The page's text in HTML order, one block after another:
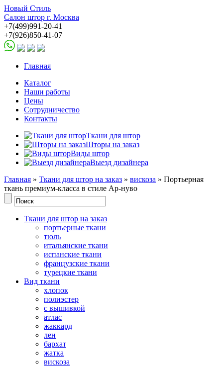
Новый Стиль
Салон штор г. Москва
+7(499)991-20-41
+7(926)850-41-07
Главная
Каталог
Наши работы
Цены
Сотрудничество
Контакты
Ткани для штор
Шторы на заказ
Виды штор
Выезд дизайнера
Главная » Ткани для штор на заказ » вискоза » Портьерная
ткань премиум-класса в стиле Ар-нуво
Ткани для штор на заказ
портьерные ткани
тюль
итальянские ткани
испанские ткани
французские ткани
турецкие ткани
Вид ткани
хлопок
полиэстер
с вышивкой
атлас
жаккард
лен
бархат
жатка
вискоза